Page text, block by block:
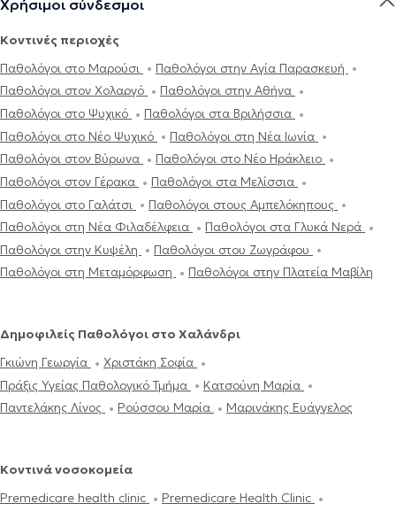
Χρήσιμοι σύνδεσμοι
Κοντινές περιοχές
Παθολόγοι στο Μαρούσι
Παθολόγοι στην Αγία Παρασκευή
Παθολόγοι στον Χολαργό
Παθολόγοι στην Αθήνα
Παθολόγοι στο Ψυχικό
Παθολόγοι στα Βριλήσσια
Παθολόγοι στο Νέο Ψυχικό
Παθολόγοι στη Νέα Ιωνία
Παθολόγοι στον Βύρωνα
Παθολόγοι στο Νέο Ηράκλειο
Παθολόγοι στον Γέρακα
Παθολόγοι στα Μελίσσια
Παθολόγοι στο Γαλάτσι
Παθολόγοι στους Αμπελόκηπους
Παθολόγοι στη Νέα Φιλαδέλφεια
Παθολόγοι στα Γλυκά Νερά
Παθολόγοι στην Κυψέλη
Παθολόγοι στου Ζωγράφου
Παθολόγοι στη Μεταμόρφωση
Παθολόγοι στην Πλατεία Μαβίλη
Δημοφιλείς Παθολόγοι στο Χαλάνδρι
Γκιώνη Γεωργία
Χριστάκη Σοφία
Πράξις Υγείας Παθολογικό Τμήμα
Κατσούνη Μαρία
Παντελάκης Λίνος
Ρούσσου Μαρία Μαρινάκης Ευάγγελος
Κοντινά νοσοκομεία
Premedicare health clinic
Premedicare Health Clinic